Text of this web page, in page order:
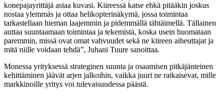
konepajayrittäjä asiaa kuvasi. Kiireessä katse ehkä pitääkin joskus
nostaa ylemmäs ja ottaa helikopterinäkymä, jossa toimintaa
tarkastellaan hieman laajemmin ja pidemmällä tähtäimellä. Tällainen
auttaa suuntaamaan toimintaa ja tekemistä, koska usein huomataan
paremmin, missä ovat omat vahvuudet sekä ne kiireen aiheuttajat ja
mitä niille voidaan tehdä”, Juhani Tuure sanoittaa.
Monessa yrityksessä strateginen suunta ja osaamisen pitkäjänteinen
kehittäminen jäävät arjen jalkoihin, vaikka juuri ne ratkaisevat, mille
markkinoille yritys voi tulevaisuudessa päästä.